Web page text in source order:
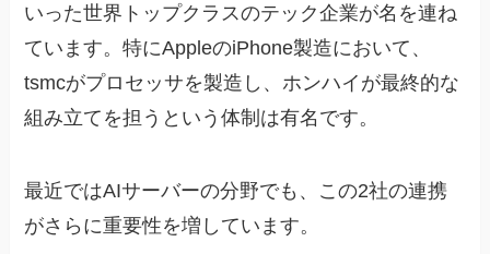
いった世界トップクラスのテック企業が名を連ね
ています。特にAppleのiPhone製造において、
tsmcがプロセッサを製造し、ホンハイが最終的な
組み立てを担うという体制は有名です。
最近ではAIサーバーの分野でも、この2社の連携
がさらに重要性を増しています。